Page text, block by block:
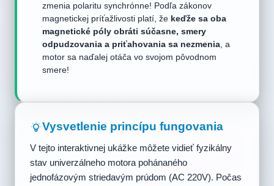
zmenia polaritu synchrónne! Podľa zákonov
magnetickej príťažlivosti platí, že keďže sa oba
magnetické póly obráti súčasne, smery
odpudzovania a priťahovania sa nezmenia , a
motor sa naďalej otáča vo svojom pôvodnom
smere!
Vysvetlenie princípu fungovania
V tejto interaktivnej ukážke môžete vidieť fyzikálny
stav univerzálneho motora pohánaného
jednofázovým striedavým prúdom (AC 220V). Počas